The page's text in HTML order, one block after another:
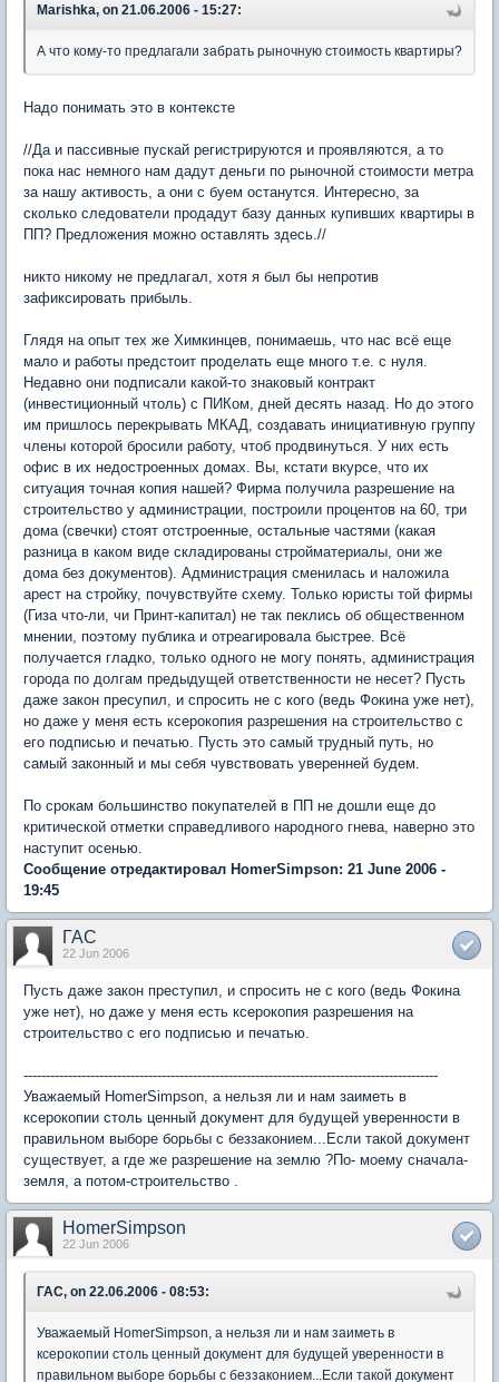
Marishka, on 21.06.2006 - 15:27:
А что кому-то предлагали забрать рыночную стоимость квартиры?
Надо понимать это в контексте
//Да и пассивные пускай регистрируются и проявляются, а то
пока нас немного нам дадут деньги по рыночной стоимости метра
за нашу активость, а они с буем останутся. Интересно, за
сколько следователи продадут базу данных купивших квартиры в
ПП? Предложения можно оставлять здесь.//
никто никому не предлагал, хотя я был бы непротив
зафиксировать прибыль.
Глядя на опыт тех же Химкинцев, понимаешь, что нас всё еще
мало и работы предстоит проделать еще много т.е. с нуля.
Недавно они подписали какой-то знаковый контракт
(инвестиционный чтоль) с ПИКом, дней десять назад. Но до этого
им пришлось перекрывать МКАД, создавать инициативную группу
члены которой бросили работу, чтоб продвинуться. У них есть
офис в их недостроенных домах. Вы, кстати вкурсе, что их
ситуация точная копия нашей? Фирма получила разрешение на
строительство у администрации, построили процентов на 60, три
дома (свечки) стоят отстроенные, остальные частями (какая
разница в каком виде складированы стройматериалы, они же
дома без документов). Администрация сменилась и наложила
арест на стройку, почувствуйте схему. Только юристы той фирмы
(Гиза что-ли, чи Принт-капитал) не так пеклись об общественном
мнении, поэтому публика и отреагировала быстрее. Всё
получается гладко, только одного не могу понять, администрация
города по долгам предыдущей ответственности не несет? Пусть
даже закон пресупил, и спросить не с кого (ведь Фокина уже нет),
но даже у меня есть ксерокопия разрешения на строительство с
его подписью и печатью. Пусть это самый трудный путь, но
самый законный и мы себя чувствовать уверенней будем.
По срокам большинство покупателей в ПП не дошли еще до
критической отметки справедливого народного гнева, наверно это
наступит осенью.
Сообщение отредактировал HomerSimpson: 21 June 2006 -
19:45
ГАС
22 Jun 2006
Пусть даже закон преступил, и спросить не с кого (ведь Фокина
уже нет), но даже у меня есть ксерокопия разрешения на
строительство с его подписью и печатью.
---------------------------------------------------------------------------------------------
Уважаемый HomerSimpson, а нельзя ли и нам заиметь в
ксерокопии столь ценный документ для будущей уверенности в
правильном выборе борьбы с беззаконием...Если такой документ
существует, а где же разрешение на землю ?По- моему сначала-
земля, а потом-строительство .
HomerSimpson
22 Jun 2006
ГАС, on 22.06.2006 - 08:53:
Уважаемый HomerSimpson, а нельзя ли и нам заиметь в
ксерокопии столь ценный документ для будущей уверенности в
правильном выборе борьбы с беззаконием...Если такой документ